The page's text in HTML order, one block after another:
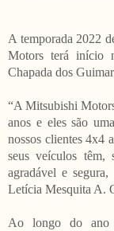
A temporada 2022
Motors terá início
Chapada dos
“A Mitsubishi
anos e eles são
nossos clientes 4x4
seus veículos têm,
agradável e
Letícia Mesquita A.
Ao longo do ano